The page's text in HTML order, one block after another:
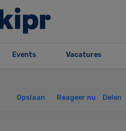
Events Vacatures
Opslaan Reageer nu Delen